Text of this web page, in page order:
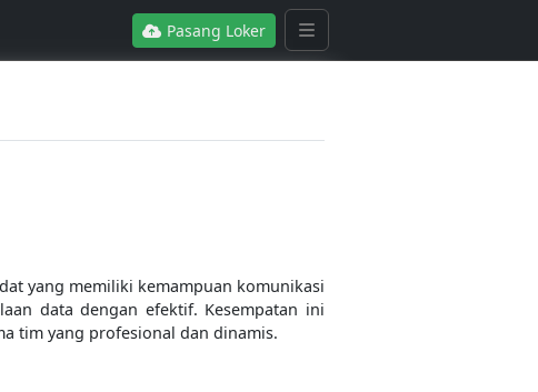
Pasang Loker
yang memiliki kemampuan komunikasi
data dengan efektif. Kesempatan ini
tim yang profesional dan dinamis.